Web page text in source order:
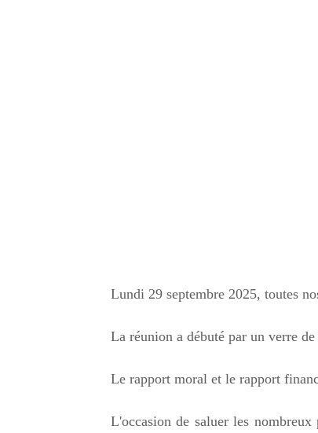
Lundi 29 septembre 2025, toutes
La réunion a débuté par un verre
Le rapport moral et le rapport
L'occasion de saluer les